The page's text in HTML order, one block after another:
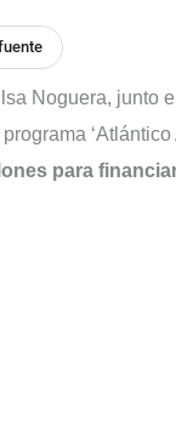
Noguera, junto
para